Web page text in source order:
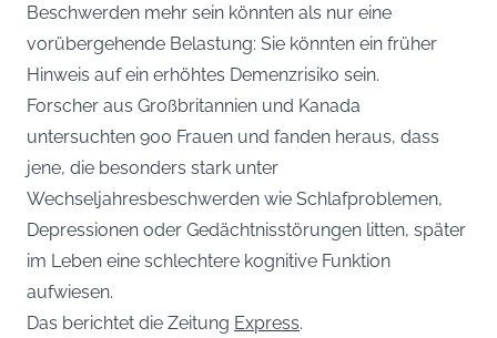
Beschwerden mehr sein könnten als nur eine
vorübergehende Belastung: Sie könnten ein früher
Hinweis auf ein erhöhtes Demenzrisiko sein.
Forscher aus Großbritannien und Kanada
untersuchten 900 Frauen und fanden heraus, dass
jene, die besonders stark unter
Wechseljahresbeschwerden wie Schlafproblemen,
Depressionen oder Gedächtnisstörungen litten, später
im Leben eine schlechtere kognitive Funktion
aufwiesen.
Das berichtet die Zeitung Express.